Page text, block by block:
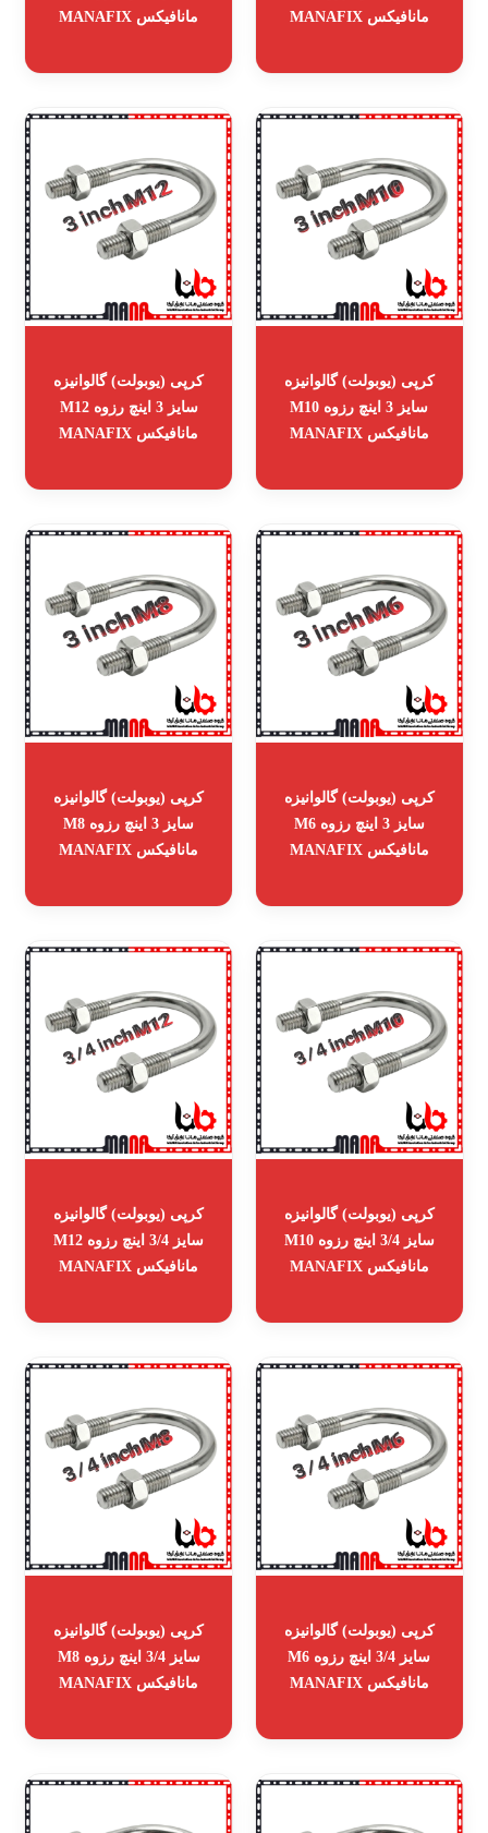
مانافیکس MANAFIX
مانافیکس MANAFIX
کرپی (یوبولت) گالوانیزه
سایز 3 اینچ رزوه M10
مانافیکس MANAFIX
کرپی (یوبولت) گالوانیزه
سایز 3 اینچ رزوه M12
مانافیکس MANAFIX
کرپی (یوبولت) گالوانیزه
سایز 3 اینچ رزوه M6
مانافیکس MANAFIX
کرپی (یوبولت) گالوانیزه
سایز 3 اینچ رزوه M8
مانافیکس MANAFIX
کرپی (یوبولت) گالوانیزه
سایز 3/4 اینچ رزوه M10
مانافیکس MANAFIX
کرپی (یوبولت) گالوانیزه
سایز 3/4 اینچ رزوه M12
مانافیکس MANAFIX
کرپی (یوبولت) گالوانیزه
سایز 3/4 اینچ رزوه M6
مانافیکس MANAFIX
کرپی (یوبولت) گالوانیزه
سایز 3/4 اینچ رزوه M8
مانافیکس MANAFIX